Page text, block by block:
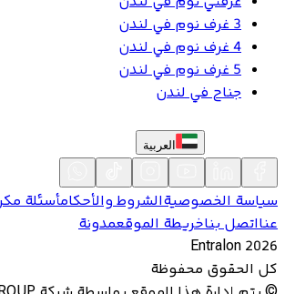
3 غرف نوم في لندن
4 غرف نوم في لندن
5 غرف نوم في لندن
جناح في لندن
العربية
سياسة الخصوصيةالشروط والأحكامأسئلة
عنااتصل بناخريطة الموقعمدونة
2026
كل الحقوق محفوظة